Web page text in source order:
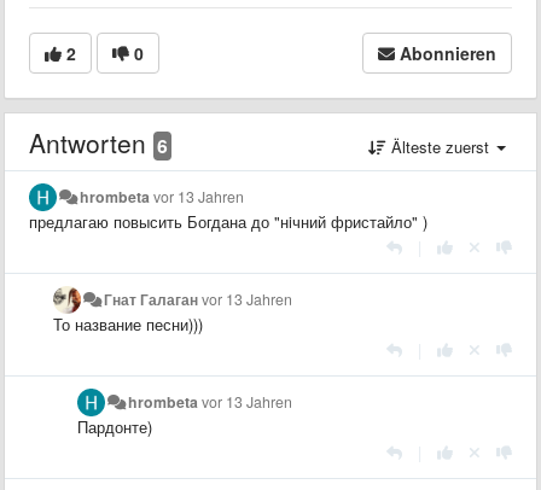
2 0 Abonnieren
Antworten 6 Älteste zuerst
hrombetavor 13 Jahren
предлагаю повысить Богдана до "нiчний фристайло" )
Гнат Галаганvor 13 Jahren
То название песни)))
hrombetavor 13 Jahren
Пардонте)